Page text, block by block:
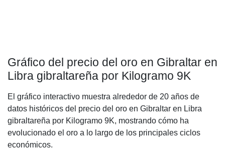
Gráfico del precio del oro en Gibraltar en
Libra gibraltareña por Kilogramo 9K
El gráfico interactivo muestra alrededor de 20 años de
datos históricos del precio del oro en Gibraltar en Libra
gibraltareña por Kilogramo 9K, mostrando cómo ha
evolucionado el oro a lo largo de los principales ciclos
económicos.